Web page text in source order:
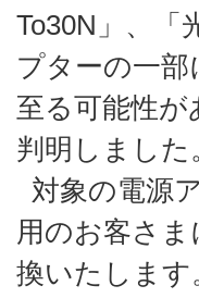
To30N」、「
プターの一
至る可能性
判明しました
対象の電源
用のお客さ
換いたしま